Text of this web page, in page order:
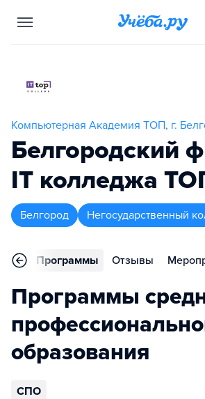
Компьютерная Академия ТОП, г.
Белгородский
IT колледжа
Белгород Негосударственный
Программы Отзывы
Программы
образования
СПО